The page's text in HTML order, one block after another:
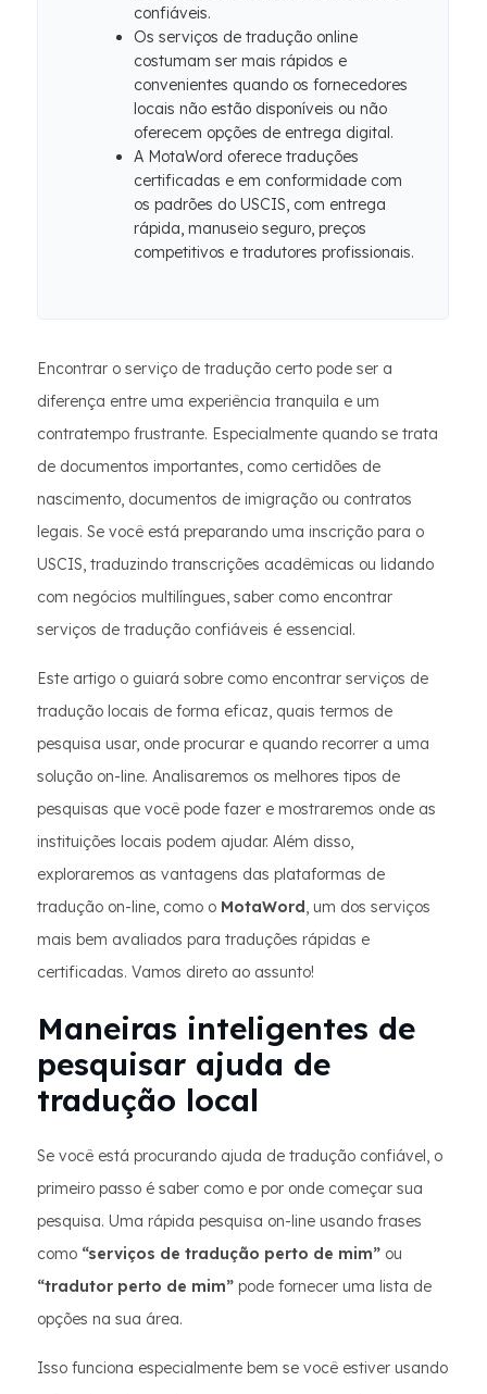
confiáveis.
Os serviços de tradução online
costumam ser mais rápidos e
convenientes quando os fornecedores
locais não estão disponíveis ou não
oferecem opções de entrega digital.
A MotaWord oferece traduções
certificadas e em conformidade com
os padrões do USCIS, com entrega
rápida, manuseio seguro, preços
competitivos e tradutores profissionais.
Encontrar o serviço de tradução certo pode ser a
diferença entre uma experiência tranquila e um
contratempo frustrante. Especialmente quando se trata
de documentos importantes, como certidões de
nascimento, documentos de imigração ou contratos
legais. Se você está preparando uma inscrição para o
USCIS, traduzindo transcrições acadêmicas ou lidando
com negócios multilíngues, saber como encontrar
serviços de tradução confiáveis é essencial.
Este artigo o guiará sobre como encontrar serviços de
tradução locais de forma eficaz, quais termos de
pesquisa usar, onde procurar e quando recorrer a uma
solução on-line. Analisaremos os melhores tipos de
pesquisas que você pode fazer e mostraremos onde as
instituições locais podem ajudar. Além disso,
exploraremos as vantagens das plataformas de
tradução on-line, como o MotaWord, um dos serviços
mais bem avaliados para traduções rápidas e
certificadas. Vamos direto ao assunto!
Maneiras inteligentes de
pesquisar ajuda de
tradução local
Se você está procurando ajuda de tradução confiável, o
primeiro passo é saber como e por onde começar sua
pesquisa. Uma rápida pesquisa on-line usando frases
como “serviços de tradução perto de mim” ou
“tradutor perto de mim” pode fornecer uma lista de
opções na sua área.
Isso funciona especialmente bem se você estiver usando